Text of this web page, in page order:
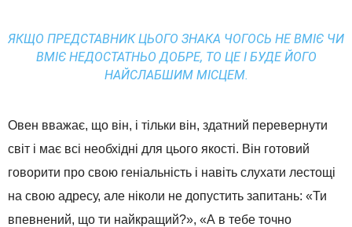
ЯКЩО ПРЕДСТАВНИК ЦЬОГО ЗНАКА ЧОГОСЬ НЕ ВМІЄ ЧИ
ВМІЄ НЕДОСТАТНЬО ДОБРЕ, ТО ЦЕ І БУДЕ ЙОГО
НАЙСЛАБШИМ МІСЦЕМ.
Овен вважає, що він, і тільки він, здатний перевернути
світ і має всі необхідні для цього якості. Він готовий
говорити про свою геніальність і навіть слухати лестощі
на свою адресу, але ніколи не допустить запитань: «Ти
впевнений, що ти найкращий?», «А в тебе точно